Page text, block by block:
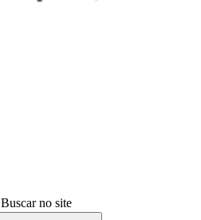
Buscar no site